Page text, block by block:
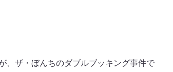
、ザ・ぼんちのダブルブッキング事件で